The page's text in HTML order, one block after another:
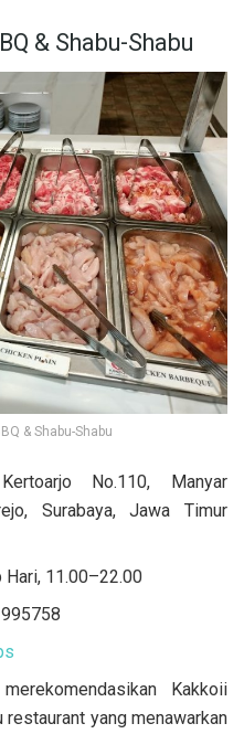
& Shabu-Shabu
& Shabu-Shabu
No.110, Manyar
Surabaya, Jawa Timur
Hari, 11.00–22.00
Kakkoii
yang menawarkan